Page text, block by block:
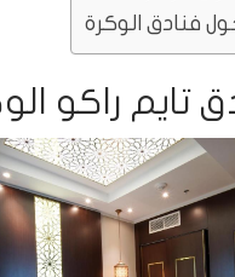
فنادق الوكرة
تايم راكو